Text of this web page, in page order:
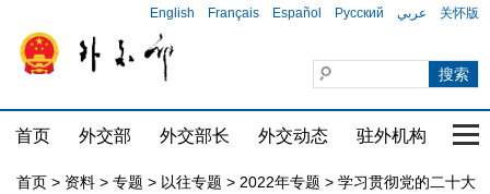
English Français Español Русский عربي 关怀版
首页 外交部 外交部长 外交动态 驻外机构 国
首页 > 资料 > 专题 > 以往专题 > 2022年专题 > 学习贯彻党的二十大